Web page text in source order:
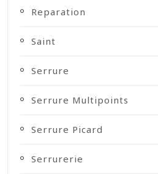
Reparation
Saint
Serrure
Serrure Multipoints
Serrure Picard
Serrurerie